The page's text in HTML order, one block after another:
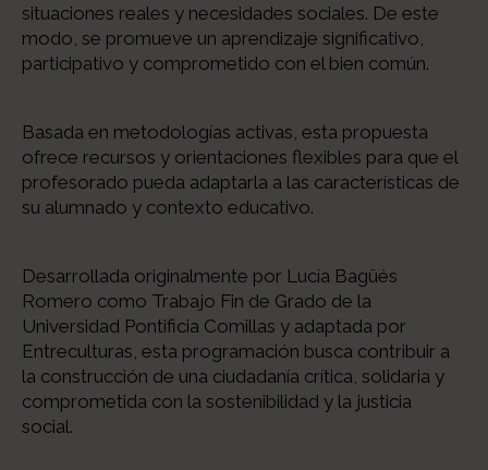
situaciones reales y necesidades sociales. De este
modo, se promueve un aprendizaje significativo,
participativo y comprometido con el bien común.
Basada en metodologías activas, esta propuesta
ofrece recursos y orientaciones flexibles para que el
profesorado pueda adaptarla a las características de
su alumnado y contexto educativo.
Desarrollada originalmente por Lucía Bagüés
Romero como Trabajo Fin de Grado de la
Universidad Pontificia Comillas y adaptada por
Entreculturas, esta programación busca contribuir a
la construcción de una ciudadanía crítica, solidaria y
comprometida con la sostenibilidad y la justicia
social.